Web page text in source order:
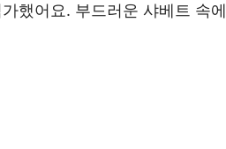
했어요. 부드러운 샤베트 속에